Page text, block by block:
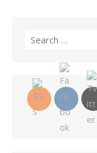
Search